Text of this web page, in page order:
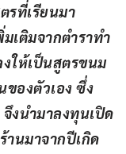
รที่เรียนมา
เติมจากตำราทำ
ให้เป็นสูตรขนม
ของตัวเอง ซึ่ง
งนำมาลงทุนเปิด
านมาจากปีเกิด